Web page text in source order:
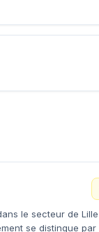
le secteur de
se distingue par